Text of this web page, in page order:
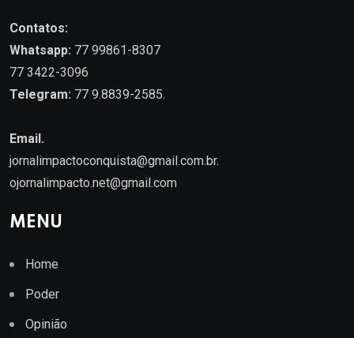
Contatos:
Whatsapp: 77 99861-8307
77 3422-3096
Telegram: 77 9.8839-2585.
Email.
jornalimpactoconquista@gmail.com.br.
ojornalimpacto.net@gmail.com
MENU
Home
Poder
Opinião